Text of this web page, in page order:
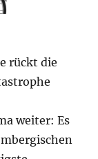
rückt die
weiter: Es